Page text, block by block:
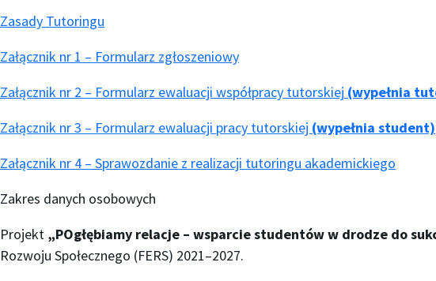
Zasady Tutoringu
Załącznik nr 1 – Formularz zgłoszeniowy
Załącznik nr 2 – Formularz ewaluacji współpracy tutorskiej (wypełnia
Załącznik nr 3 – Formularz ewaluacji pracy tutorskiej (wypełnia student)
Załącznik nr 4 – Sprawozdanie z realizacji tutoringu akademickiego
Zakres danych osobowych
Projekt „POgłębiamy relacje – wsparcie studentów w drodze do
Rozwoju Społecznego (FERS) 2021–2027.